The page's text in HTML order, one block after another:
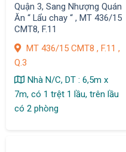
Quận 3, Sang Nhượng Quán
Ăn “ Lẩu chay “ , MT 436/15
CMT8, F.11
MT 436/15 CMT8 , F.11 ,
Q.3
Nhà N/C, DT : 6,5m x
7m, có 1 trệt 1 lầu, trên lầu
có 2 phòng